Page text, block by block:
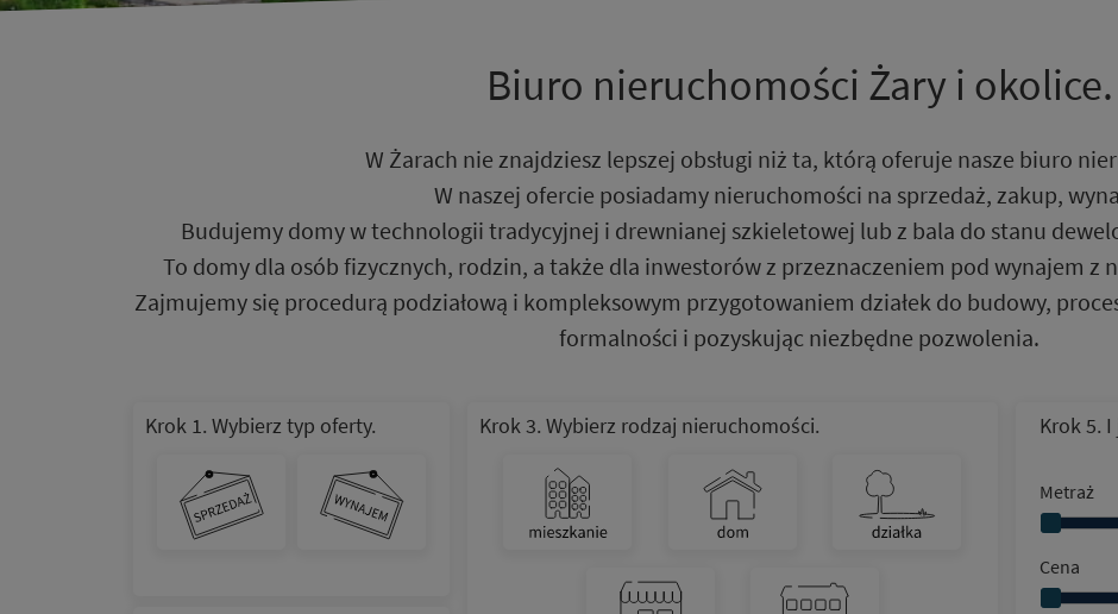
Biuro nieruchomości Żary i okolice.
W Żarach nie znajdziesz lepszej obsługi niż ta, którą oferuje nasze biuro
W naszej ofercie posiadamy nieruchomości na sprzedaż, zakup,
Budujemy domy w technologii tradycyjnej i drewnianej szkieletowej lub z bala do stanu
To domy dla osób fizycznych, rodzin, a także dla inwestorów z przeznaczeniem pod wynajem z
Zajmujemy się procedurą podziałową i kompleksowym przygotowaniem działek do budowy,
formalności i pozyskując niezbędne pozwolenia.
Krok 1. Wybierz typ oferty. Krok 3. Wybierz rodzaj nieruchomości. Krok 5. I
Metraż
Cena